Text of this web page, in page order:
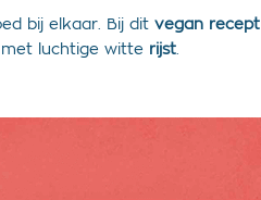
bij elkaar. Bij dit vegan recept
luchtige witte rijst.